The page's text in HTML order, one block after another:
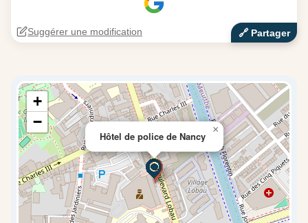
🔗‍️ Partager
Suggérer une modification
Hôtel de police de Nancy
×
+
−